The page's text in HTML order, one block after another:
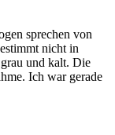
sprechen von
nicht in
und kalt. Die
Ich war gerade